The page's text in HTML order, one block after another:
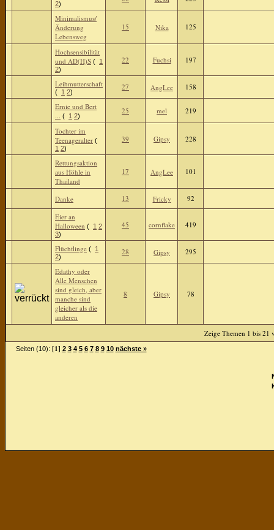
2)
Minimalismus/
Änderung
Lebensweg
15 Nika 125
Hochsensibilität
und AD(H)S ( 1
2)
22 Fuchsi 197
Leihmutterschaft
( 1 2)
27 AngLee 158
Ernie und Bert
... ( 1 2)
25 mel 219
Tochter im
Teenageralter (
1 2)
39 Gipsy 228
Rettungsaktion
aus Höhle in
Thailand
17 AngLee 101
Danke 13 Fricky
92
Eier an
Halloween ( 1 2
3)
45 cornflake 419
Flüchtlinge ( 1
2)
28 Gipsy 295
Edathy oder
Alle Menschen
sind gleich, aber
manche sind
gleicher als die
anderen
8 Gipsy 78
Zeige Themen 1 bis 21
Seiten (10): [1] 2 3 4 5 6 7 8 9 10 nächste »